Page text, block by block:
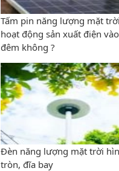
Tấm pin năng lượng mặt
hoạt động sản xuất điện
đêm không ?
Đèn năng lượng mặt trời
tròn, đĩa bay